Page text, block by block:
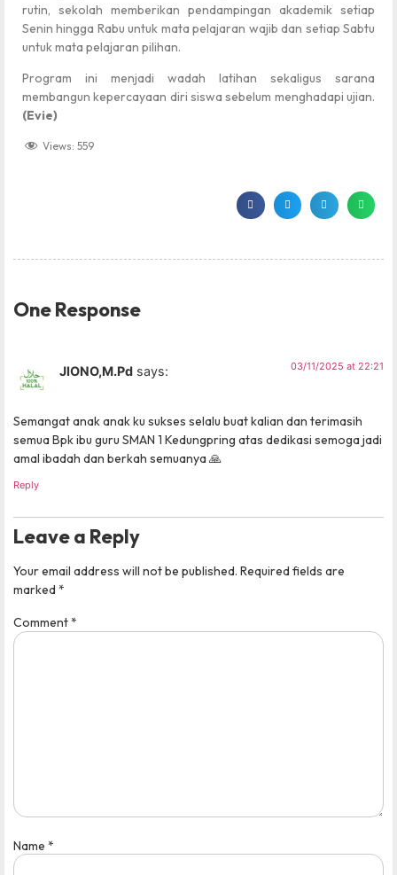
rutin, sekolah memberikan pendampingan akademik setiap
Senin hingga Rabu untuk mata pelajaran wajib dan setiap Sabtu
untuk mata pelajaran pilihan.
Program ini menjadi wadah latihan sekaligus sarana
membangun kepercayaan diri siswa sebelum menghadapi ujian.
(Evie)
Views: 559
One Response
JIONO,M.Pd says: 03/11/2025 at 22:21
Semangat anak anak ku sukses selalu buat kalian dan terimasih
semua Bpk ibu guru SMAN 1 Kedungpring atas dedikasi semoga jadi
amal ibadah dan berkah semuanya 🙏
Reply
Leave a Reply
Your email address will not be published. Required fields are
marked *
Comment*
Name *